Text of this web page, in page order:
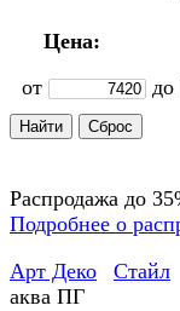
Цена:
от
до
Распродажа до
Подробнее о
Арт Деко
Стайл
аква ПГ